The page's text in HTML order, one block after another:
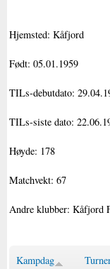
Hjemsted: Kåfjord
Født: 05.01.1959
TILs-debutdato:
TILs-siste dato:
Høyde: 178
Matchvekt: 67
Andre klubber: Kåfjord
Kampdag